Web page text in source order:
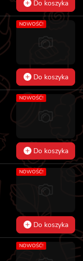
Do koszyka
NOWOŚĆ!
Do koszyka
NOWOŚĆ!
Do koszyka
NOWOŚĆ!
Do koszyka
NOWOŚĆ!